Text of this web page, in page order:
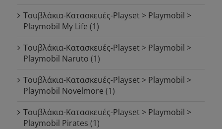
Τουβλάκια-Κατασκευές-Playset > Playmobil >
Playmobil My Life (1)
Τουβλάκια-Κατασκευές-Playset > Playmobil >
Playmobil Naruto (1)
Τουβλάκια-Κατασκευές-Playset > Playmobil >
Playmobil Novelmore (1)
Τουβλάκια-Κατασκευές-Playset > Playmobil >
Playmobil Pirates (1)